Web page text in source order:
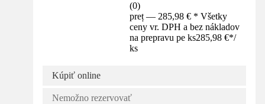
(0)
preț — 285,98 € * Všetky
ceny vr. DPH a bez nákladov
na prepravu pe ks285,98 €*/
ks
Kúpiť online
Nemožno rezervovať